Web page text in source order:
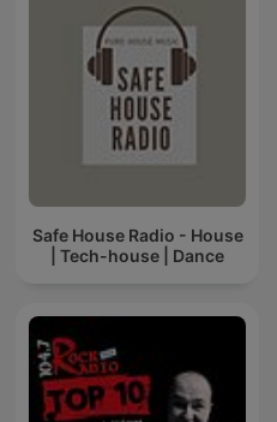
Safe House Radio - House
| Tech-house | Dance